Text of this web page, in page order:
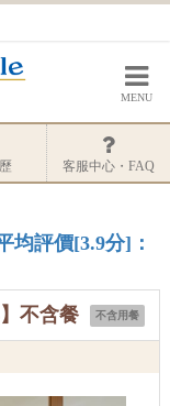
MENU
客服中心・FAQ
均評價[3.9分]：
不含用餐
不含餐